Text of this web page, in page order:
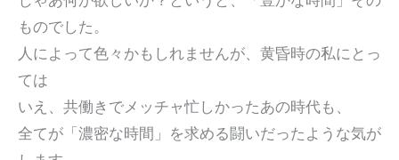
ものでした。
人によって色々かもしれませんが、黄昏時の私にとっ
ては
いえ、共働きでメッチャ忙しかったあの時代も、
全てが「濃密な時間」を求める闘いだったような気が